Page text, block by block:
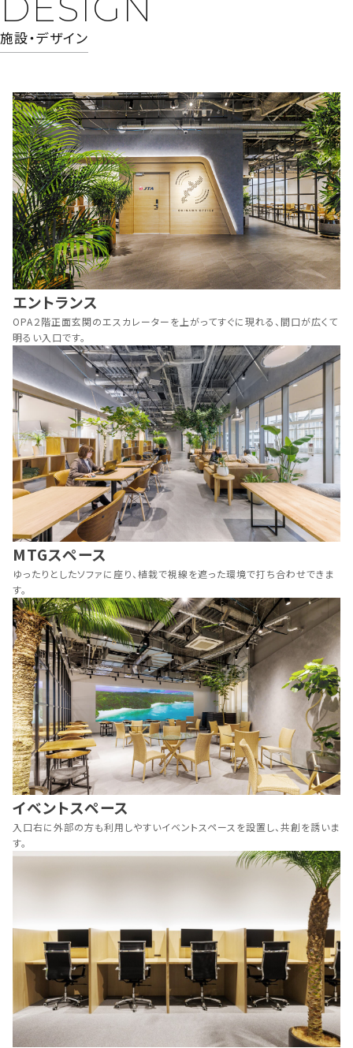
施設・デザイン
エントランス
OPA２階正面玄関のエスカレーターを上がってすぐに現れる、 間口が広くて
明るい入口です。
MTGスペース
ゆったりとしたソファに座り、植栽で視線を遮った環境で打ち合わせできま
す。
イベントスペース
入口右に外部の方も利用しやすいイベントスペースを設置し、共創を誘いま
す。